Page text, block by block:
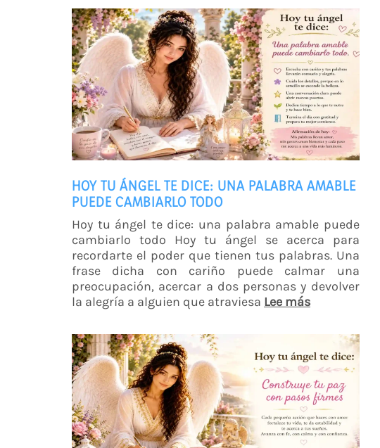
HOY TU ÁNGEL TE DICE: UNA PALABRA AMABLE
PUEDE CAMBIARLO TODO
Hoy tu ángel te dice: una palabra amable puede
cambiarlo todo Hoy tu ángel se acerca para
recordarte el poder que tienen tus palabras. Una
frase dicha con cariño puede calmar una
preocupación, acercar a dos personas y devolver
la alegría a alguien que atraviesa Lee más